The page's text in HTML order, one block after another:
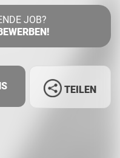
JOB?
TEILEN